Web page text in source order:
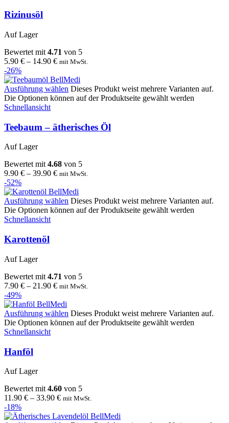
Rizinusöl
Auf Lager
Bewertet mit 4.71 von 5
5.90 € – 14.90 € mit MwSt.
-26%
Ausführung wählen Dieses Produkt weist mehrere Varianten auf.
Die Optionen können auf der Produktseite gewählt werden
Schnellansicht
Teebaum – ätherisches Öl
Auf Lager
Bewertet mit4.68 von 5
9.90 € – 39.90 € mit MwSt.
-52%
Ausführung wählen Dieses Produkt weist mehrere Varianten auf.
Die Optionen können auf der Produktseite gewählt werden
Schnellansicht
Karottenöl
Auf Lager
Bewertet mit 4.71 von 5
7.90 € – 21.90 € mit MwSt.
-49%
Ausführung wählen Dieses Produkt weist mehrere Varianten auf.
Die Optionen können auf der Produktseite gewählt werden
Schnellansicht
Hanföl
Auf Lager
Bewertet mit 4.60 von 5
11.90 € – 33.90 € mit MwSt.
-18%